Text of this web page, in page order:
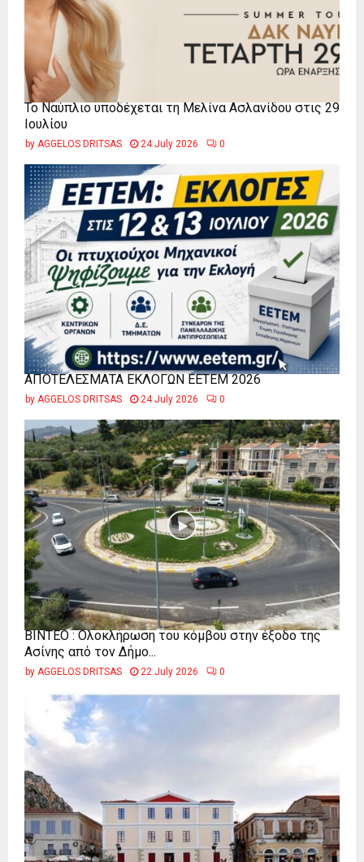
Το Ναύπλιο υποδέχεται τη Μελίνα Ασλανίδου στις 29
Ιουλίου
by AGGELOS DRITSAS 24 July 2026 0
ΑΠΟΤΕΛΕΣΜΑΤΑ ΕΚΛΟΓΩΝ ΕΕΤΕΜ 2026
by AGGELOS DRITSAS 24 July 2026 0
ΒΙΝΤΕΟ : Ολοκλήρωση του κόμβου στην έξοδο της
Ασίνης από τον Δήμο...
by AGGELOS DRITSAS 22 July 2026 0